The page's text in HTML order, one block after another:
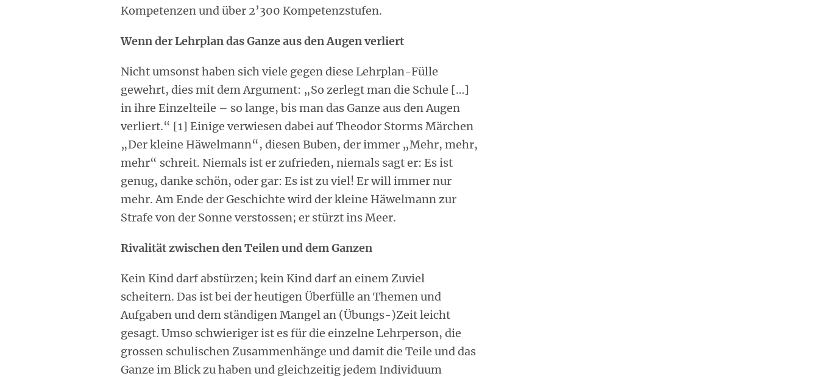
Kompetenzen und über 2’300 Kompetenzstufen.
Wenn der Lehrplan das Ganze aus den Augen verliert
Nicht umsonst haben sich viele gegen diese Lehrplan-Fülle
gewehrt, dies mit dem Argument: „So zerlegt man die Schule […]
in ihre Einzelteile – so lange, bis man das Ganze aus den Augen
verliert.“ [1] Einige verwiesen dabei auf Theodor Storms Märchen
„Der kleine Häwelmann“, diesen Buben, der immer „Mehr, mehr,
mehr“ schreit. Niemals ist er zufrieden, niemals sagt er: Es ist
genug, danke schön, oder gar: Es ist zu viel! Er will immer nur
mehr. Am Ende der Geschichte wird der kleine Häwelmann zur
Strafe von der Sonne verstossen; er stürzt ins Meer.
Rivalität zwischen den Teilen und dem Ganzen
Kein Kind darf abstürzen; kein Kind darf an einem Zuviel
scheitern. Das ist bei der heutigen Überfülle an Themen und
Aufgaben und dem ständigen Mangel an (Übungs-)Zeit leicht
gesagt. Umso schwieriger ist es für die einzelne Lehrperson, die
grossen schulischen Zusammenhänge und damit die Teile und das
Ganze im Blick zu haben und gleichzeitig jedem Individuum